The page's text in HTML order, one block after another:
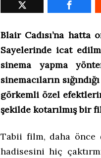
Blair Cadısı’na
Sayelerinde icat
sinema yapma
sinemacıların
görkemli özel
şekilde kotarılmış bir
Tabii film, daha önce
hadisesini hiç